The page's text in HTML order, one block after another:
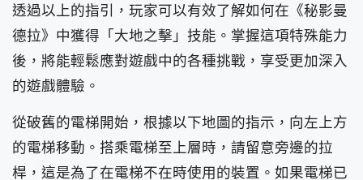
透過以上的指引，玩家可以有效了解如何在《秘影曼
德拉》中獲得「大地之擊」技能。掌握這項特殊能力
後，將能輕鬆應對遊戲中的各種挑戰，享受更加深入
的遊戲體驗。
從破舊的電梯開始，根據以下地圖的指示，向左上方
的電梯移動。搭乘電梯至上層時，請留意旁邊的拉
桿，這是為了在電梯不在時使用的裝置。如果電梯已